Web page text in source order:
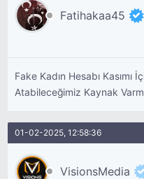
Fatihakaa45
Fake Kadın Hesabı Kasımı
Atabileceğimiz Kaynak
01-02-2025, 12:58:36
VisionsMedia